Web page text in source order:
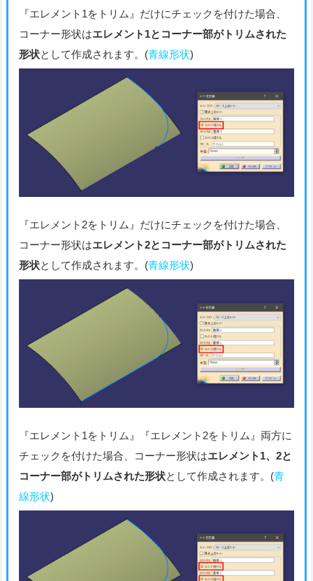
『エレメント1をトリム』だけにチェックを付けた場合、
コーナー形状はエレメント1とコーナー部がトリムされた
形状として作成されます。(青線形状)
『エレメント2をトリム』だけにチェックを付けた場合、
コーナー形状はエレメント2とコーナー部がトリムされた
形状として作成されます。(青線形状)
『エレメント1をトリム』『エレメント2をトリム』両方に
チェックを付けた場合、コーナー形状はエレメント1、2と
コーナー部がトリムされた形状として作成されます。(青
線形状)